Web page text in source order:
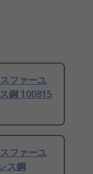
ファーユ
鋼 100815
ファーユ
ス鋼